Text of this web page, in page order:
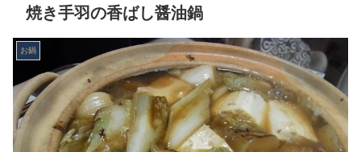
焼き手羽の香ばし醤油鍋
お鍋